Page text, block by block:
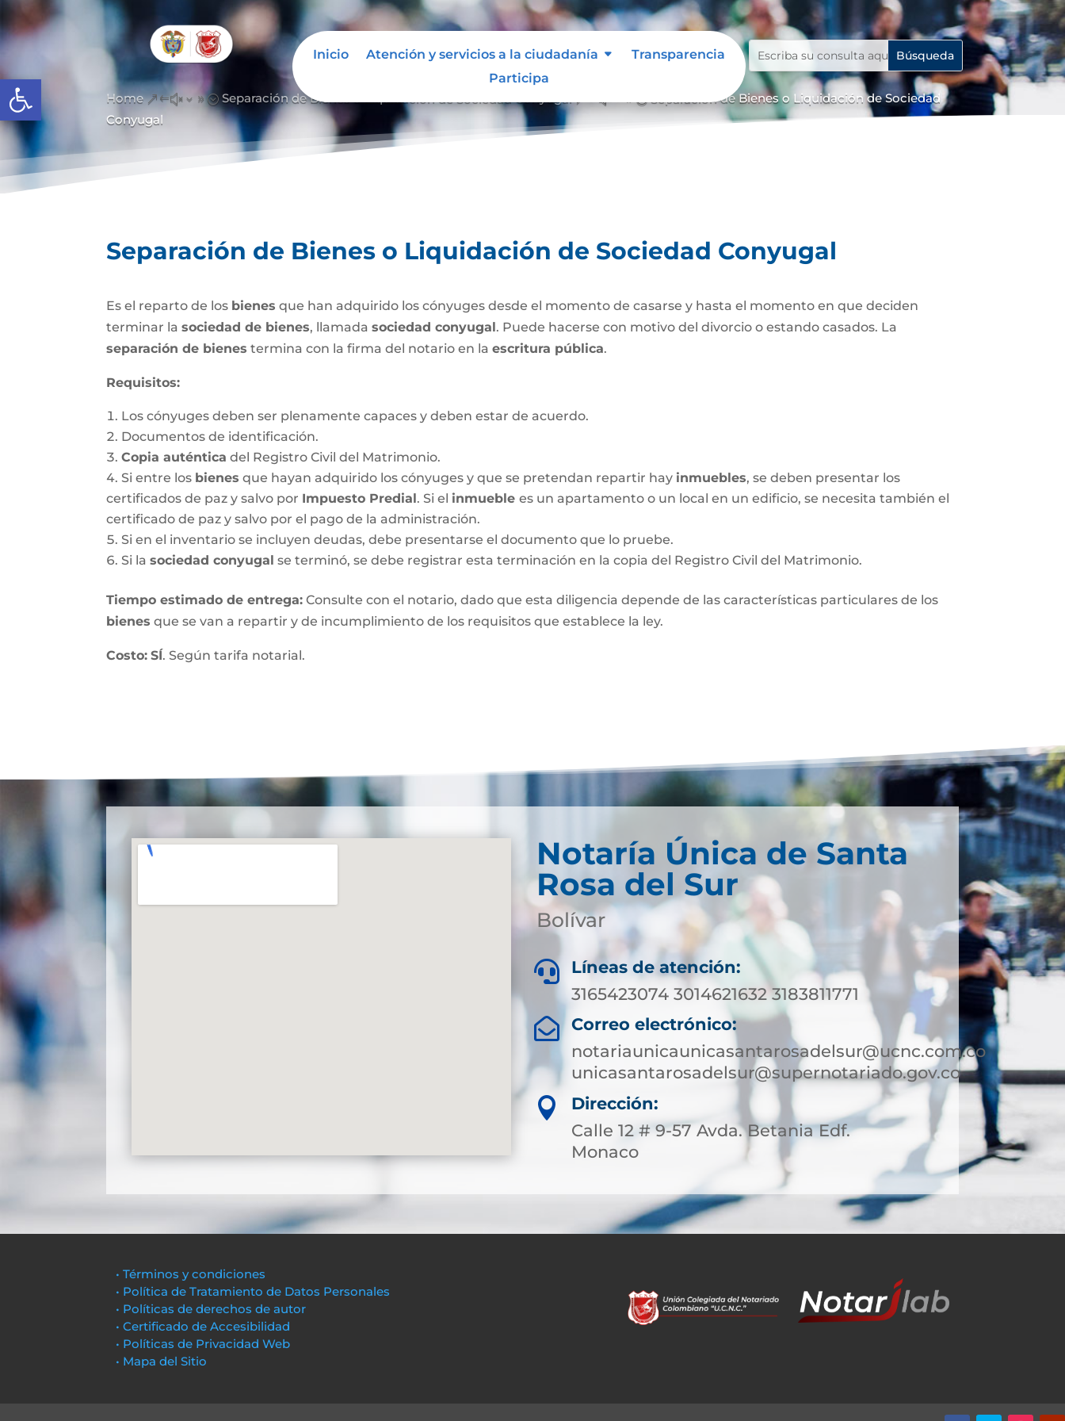
Abrir barra de herramientas
Inicio Atención y servicios a la ciudadanía
Transparencia
Participa
Home &#x39; Separación de Bienes o Liquidación de Sociedad Conyugal
Separación de Bienes o Liquidación de Sociedad
Conyugal
Separación de Bienes o Liquidación de Sociedad Conyugal
Es el reparto de los bienes que han adquirido los cónyuges desde el momento de casarse y hasta el momento en que deciden
terminar lasociedad de bienes, llamadasociedad conyugal . Puede hacerse con motivo del divorcio o estando casados. La
separación de bienes termina con la firma del notario en laescritura pública.
Requisitos:
Los cónyuges deben ser plenamente capaces y deben estar de acuerdo.
Documentos de identificación.
Copia auténtica del Registro Civil del Matrimonio.
Si entre los bienes que hayan adquirido los cónyuges y que se pretendan repartir hay inmuebles, se deben presentar los
certificados de paz y salvo por Impuesto Predial . Si el inmueblees un apartamento o un local en un edificio, se necesita también el
certificado de paz y salvo por el pago de la administración.
Si en el inventario se incluyen deudas, debe presentarse el documento que lo pruebe.
Si lasociedad conyugal se terminó, se debe registrar esta terminación en la copia del Registro Civil del Matrimonio.
Tiempo estimado de entrega: Consulte con el notario, dado que esta diligencia depende de las características particulares de los
bienes que se van a repartir y de incumplimiento de los requisitos que establece la ley.
Costo: SÍ. Según tarifa notarial.
Notaría Única de Santa
Rosa del Sur
Bolívar

Líneas de atención:
3165423074 3014621632 3183811771

Correo electrónico:
notariaunicaunicasantarosadelsur@ucnc.com.co
unicasantarosadelsur@supernotariado.gov.co

Dirección:
Calle 12 # 9-57 Avda. Betania Edf.
Monaco
• Términos y condiciones
• Política de Tratamiento de Datos Personales
• Políticas de derechos de autor
• Certificado de Accesibilidad
• Políticas de Privacidad Web
• Mapa del Sitio